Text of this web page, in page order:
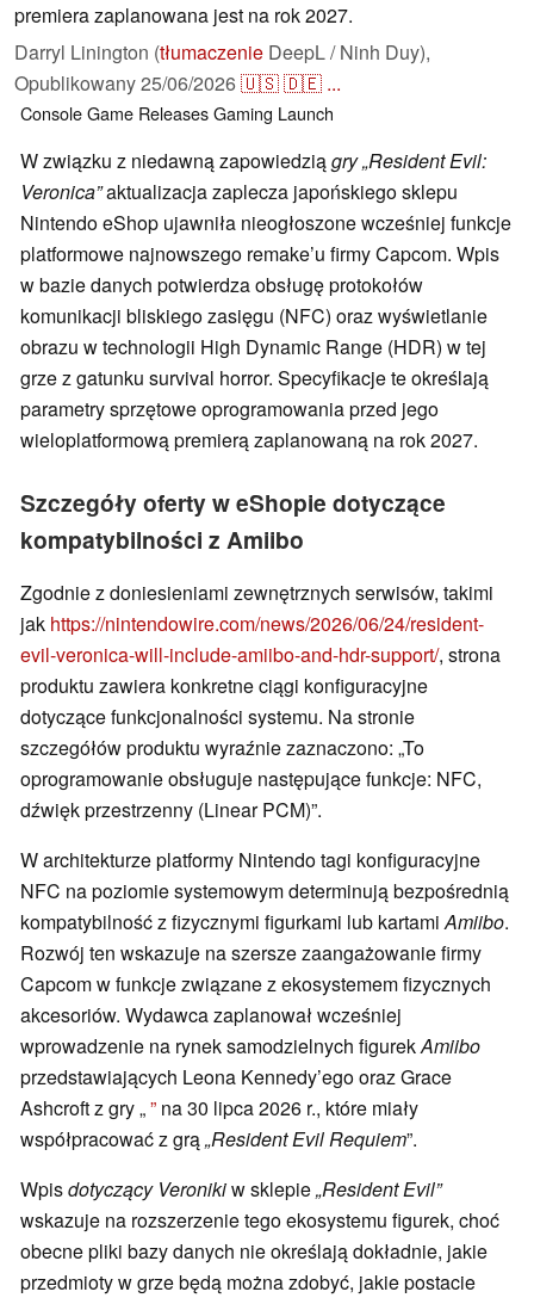
premiera zaplanowana jest na rok 2027.
Darryl Linington (tłumaczenie DeepL / Ninh Duy),
Opublikowany25/06/2026🇺🇸🇩🇪 ...
ConsoleGame ReleasesGaming Launch
W związku z niedawną zapowiedziągry „Resident Evil:
Veronica”aktualizacja zaplecza japońskiego sklepu
Nintendo eShop ujawniła nieogłoszone wcześniej funkcje
platformowe najnowszego remake’u firmy Capcom. Wpis
w bazie danych potwierdza obsługę protokołów
komunikacji bliskiego zasięgu (NFC) oraz wyświetlanie
obrazu w technologii High Dynamic Range (HDR) w tej
grze z gatunku survival horror. Specyfikacje te określają
parametry sprzętowe oprogramowania przed jego
wieloplatformową premierą zaplanowaną na rok 2027.
Szczegóły oferty w eShopie dotyczące
kompatybilności z Amiibo
Zgodnie z doniesieniami zewnętrznych serwisów, takimi
jak https://nintendowire.com/news/2026/06/24/resident-
evil-veronica-will-include-amiibo-and-hdr-support/, strona
produktu zawiera konkretne ciągi konfiguracyjne
dotyczące funkcjonalności systemu. Na stronie
szczegółów produktu wyraźnie zaznaczono: „To
oprogramowanie obsługuje następujące funkcje: NFC,
dźwięk przestrzenny (Linear PCM)”.
W architekturze platformy Nintendo tagi konfiguracyjne
NFC na poziomie systemowym determinują bezpośrednią
kompatybilność z fizycznymi figurkami lub kartamiAmiibo.
Rozwój ten wskazuje na szersze zaangażowanie firmy
Capcom w funkcje związane z ekosystemem fizycznych
akcesoriów. Wydawca zaplanował wcześniej
wprowadzenie na rynek samodzielnych figurekAmiibo
przedstawiających Leona Kennedy’ego oraz Grace
Ashcroft z gry „” na 30 lipca 2026 r., które miały
współpracować z grą„Resident Evil Requiem”.
Wpisdotyczący Veronikiw sklepie„Resident Evil”
wskazuje na rozszerzenie tego ekosystemu figurek, choć
obecne pliki bazy danych nie określają dokładnie, jakie
przedmioty w grze będą można zdobyć, jakie postacie